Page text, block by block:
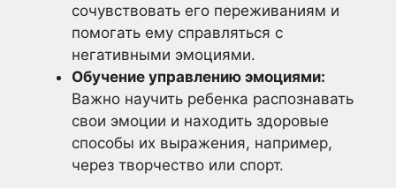
сочувствовать его переживаниям и
помогать ему справляться с
негативными эмоциями.
Обучение управлению эмоциями:
Важно научить ребенка распознавать
свои эмоции и находить здоровые
способы их выражения, например,
через творчество или спорт.